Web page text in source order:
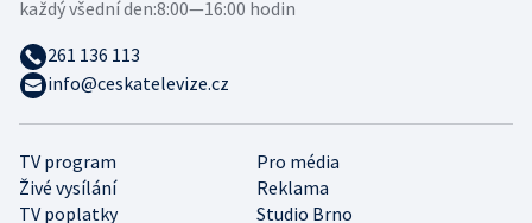
TV program
Pro média
Živé vysílání
Reklama
TV poplatky
Studio Brno
každý všední den:8:00—16:00 hodin
261 136 113
info@ceskatelevize.cz